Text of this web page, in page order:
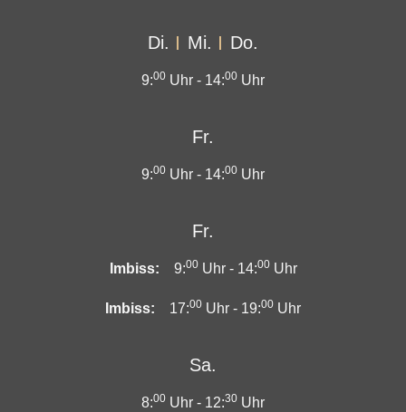
Di. Mi. Do.
9:00 Uhr - 14:00 Uhr
Fr.
9:00 Uhr - 14:00 Uhr
Fr.
Imbiss: 9:00Uhr - 14:00Uhr
Imbiss: 17:00 Uhr - 19:00 Uhr
Sa.
8:00 Uhr - 12:30 Uhr